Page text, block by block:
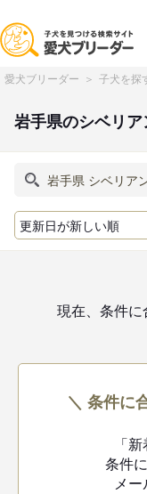
愛犬ブリーダー 子犬を探
岩手県のシベリ
現在、条件に
＼ 条件に
「
条件
メ